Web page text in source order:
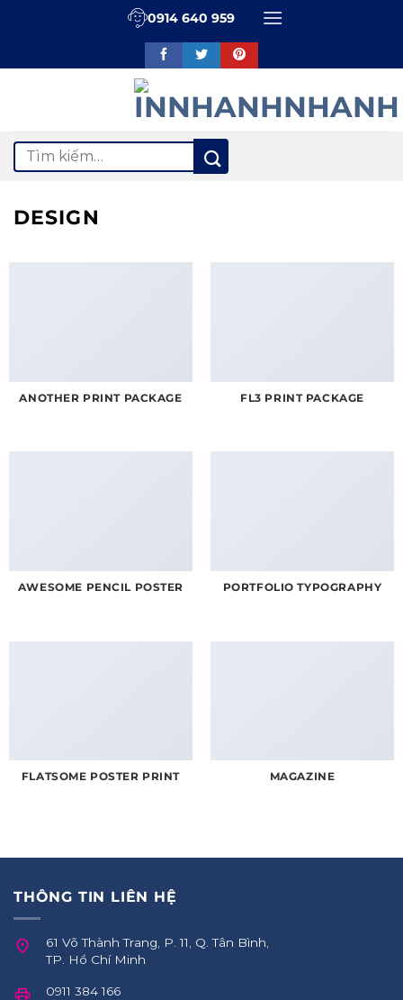
0914 640 959
Tìm
kiếm:
DESIGN
ANOTHER PRINT PACKAGE FL3 PRINT PACKAGE
AWESOME PENCIL POSTER PORTFOLIO TYPOGRAPHY
FLATSOME POSTER PRINT MAGAZINE
THÔNG TIN LIÊN HỆ
61 Võ Thành Trang, P. 11, Q. Tân Bình,
TP. Hồ Chí Minh
0911 384 166